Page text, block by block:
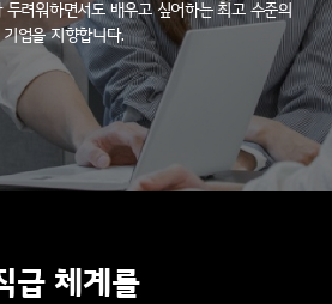
려워하면서도 배우고 싶어하는 최고 수준의
기업을 지향합니다.
급 체계를